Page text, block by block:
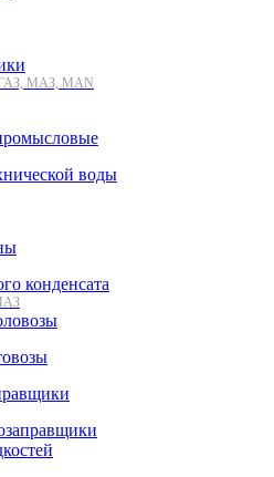
ГАЗ, МАЗ, MAN
воды
конденсата